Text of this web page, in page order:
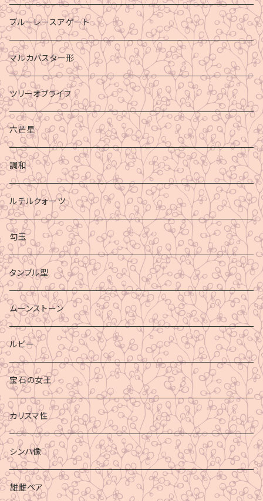
ブルーレースアゲート
マルカバスター形
ツリーオブライフ
六芒星
調和
ルチルクォーツ
勾玉
タンブル型
ムーンストーン
ルビー
宝石の女王
カリスマ性
シンハ像
雄雌ペア